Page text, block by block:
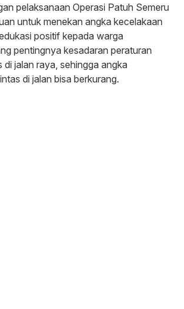
pelaksanaan Operasi Patuh Semeru
untuk menekan angka kecelakaan
positif kepada warga
pentingnya kesadaran peraturan
di jalan raya, sehingga angka
di jalan bisa berkurang.